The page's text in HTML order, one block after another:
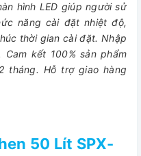
hình LED giúp người sử
năng cài đặt nhiệt độ,
thời gian cài đặt. Nhập
Cam kết 100% sản phẩm
tháng. Hỗ trợ giao hàng
50 Lít SPX-